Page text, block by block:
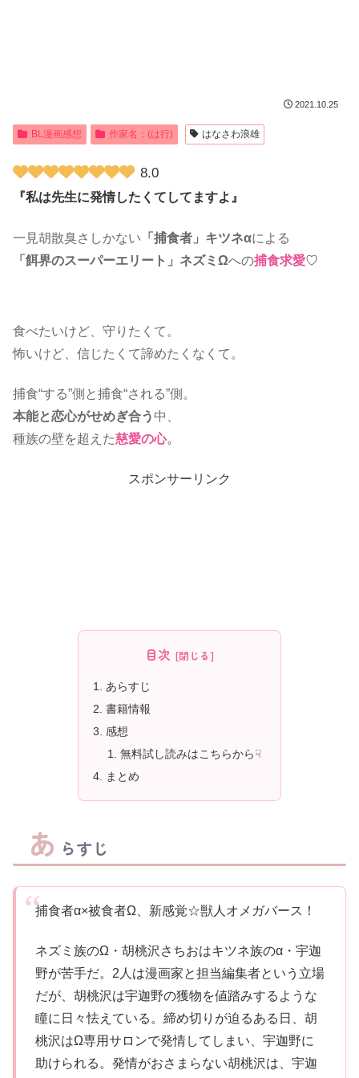
2021.10.25
BL漫画感想 作家名：(は行) はなさわ浪雄
8.0
『私は先生に発情したくてしてますよ』
一見胡散臭さしかない 「捕食者」キツネαによる
「餌界のスーパーエリート」ネズミΩへの捕食求愛♡
食べたいけど、守りたくて。
怖いけど、信じたくて諦めたくなくて。
捕食“する”側と捕食“される”側。
本能と恋心がせめぎ合う 中、
種族の壁を超えた慈愛の心。
スポンサーリンク
目次
あらすじ
書籍情報
感想
無料試し読みはこちらから☟
まとめ
あ らすじ
捕食者α×被食者Ω、新感覚☆獣人オメガバース！
ネズミ族のΩ・胡桃沢さちおはキツネ族のα・宇迦
野が苦手だ。2人は漫画家と担当編集者という立場
だが、胡桃沢は宇迦野の獲物を値踏みするような
瞳に日々怯えている。締め切りが迫るある日、胡
桃沢はΩ専用サロンで発情してしまい、宇迦野に
助けられる。発情がおさまらない胡桃沢は、宇迦